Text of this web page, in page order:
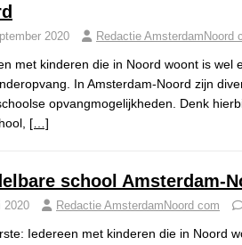
2020 Redactie AmsterdamNoord
met kinderen die in Noord woont is wel
In Amsterdam-Noord zijn
opvangmogelijkheden. Denk
[…]
school Amsterdam-
2020 Redactie AmsterdamNoord com
Iedereen met kinderen die in Noord